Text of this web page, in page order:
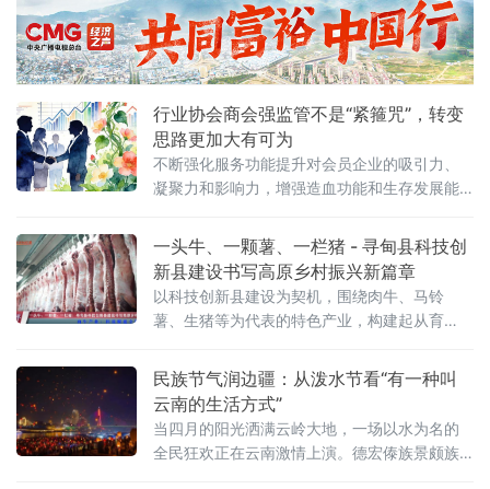
行业协会商会强监管不是“紧箍咒”，转变
思路更加大有可为
不断强化服务功能提升对会员企业的吸引力、
凝聚力和影响力，增强造血功能和生存发展能
身，在高质量发展新征程中释放更大能量
一头牛、一颗薯、一栏猪 - 寻甸县科技创
新县建设书写高原乡村振兴新篇章
以科技创新县建设为契机，围绕肉牛、马铃
薯、生猪等为代表的特色产业，构建起从育
传统农业焕发新生，更成为高原特色农业现代
化发展的鲜活样本。
民族节气润边疆：从泼水节看“有一种叫
云南的生活方式”
当四月的阳光洒满云岭大地，一场以水为名的
全民狂欢正在云南激情上演。德宏傣族景颇族